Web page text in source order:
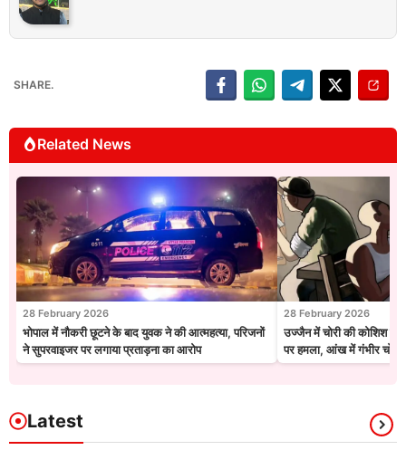
SHARE.
Related News
28 February 2026
भोपाल में नौकरी छूटने के बाद युवक ने की आत्महत्या, परिजनों
ने सुपरवाइजर पर लगाया प्रताड़ना का आरोप
28 February 2026
उज्जैन में चोरी की कोशिश
पर हमला, आंख में गंभीर चोट
Latest